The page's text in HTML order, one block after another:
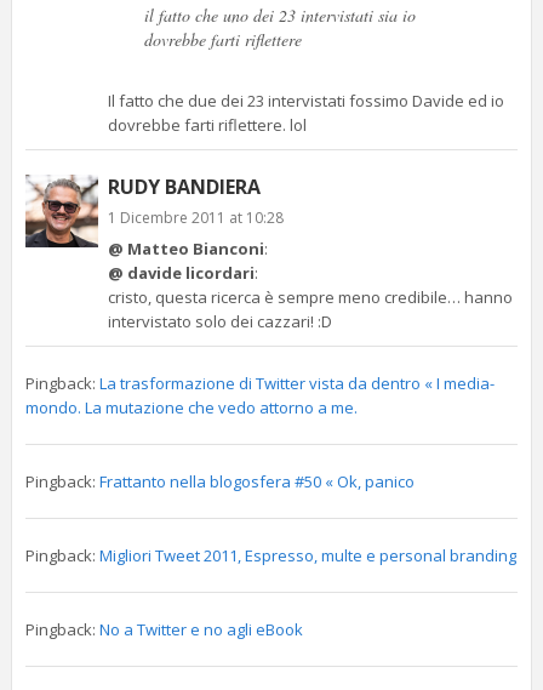
il fatto che uno dei 23 intervistati sia io
dovrebbe farti riflettere
Il fatto che due dei 23 intervistati fossimo Davide ed io
dovrebbe farti riflettere. lol
RUDY BANDIERA
1 Dicembre 2011 at 10:28
@ Matteo Bianconi:
@ davide licordari:
cristo, questa ricerca è sempre meno credibile… hanno
intervistato solo dei cazzari! :D
Pingback: La trasformazione di Twitter vista da dentro « I media-
mondo. La mutazione che vedo attorno a me.
Pingback: Frattanto nella blogosfera #50 « Ok, panico
Pingback: Migliori Tweet 2011, Espresso, multe e personal branding
Pingback: No a Twitter e no agli eBook